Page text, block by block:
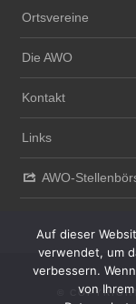
Ortsvereine
Die AWO
Kontakt
Links
AWO-
©
Auf dieser
verwendet, um
verbessern.
von